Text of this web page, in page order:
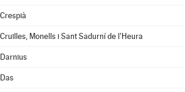
Crespià
Cruïlles, Monells i Sant Sadurní de l'Heura
Darnius
Das